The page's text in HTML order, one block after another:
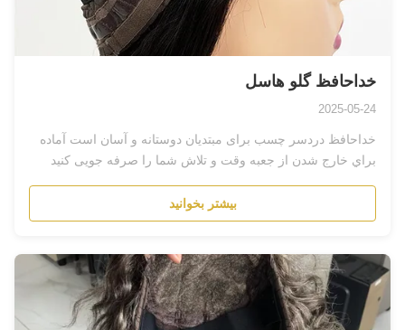
خداحافظ گلو هاسل
2025-05-24
خداحافظ دردسر چسب برای مبتدیان دوستانه و آسان است آماده
براي خارج شدن از جعبه وقت و تلاش شما را صرفه جویی کنید
بیشتر بخوانید